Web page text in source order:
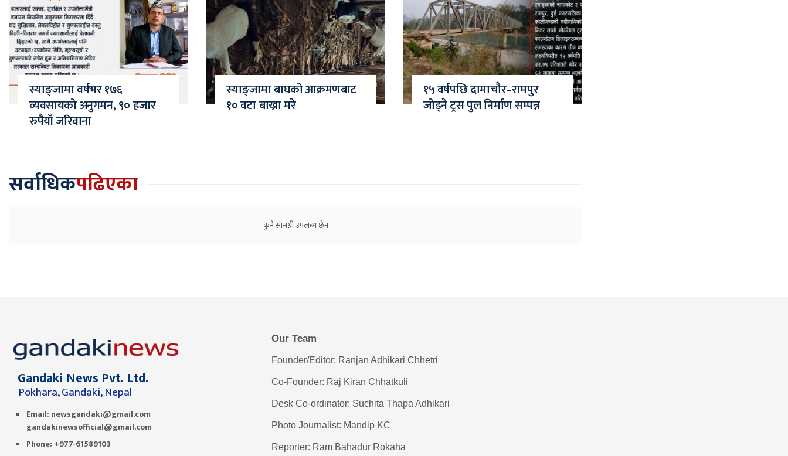
स्याङ्जामा वर्षभर १७६
व्यवसायको अनुगमन, ९० हजार
रुपैयाँ जरिवाना
स्याङ्जामा बाघको आक्रमणबाट
१० वटा बाख्रा मरे
१५ वर्षपछि दामाचौर–रामपुर
जोड्ने ट्रस पुल निर्माण सम्पन्न
सर्वाधिकपढिएका
कुनै सामग्री उपलब्ध छैन
Gandaki News Pvt. Ltd.
Pokhara, Gandaki, Nepal
Email: newsgandaki@gmail.com
gandakinewsofficial@gmail.com
Phone: +977-61589103
Our Team
Founder/Editor: Ranjan Adhikari Chhetri
Co-Founder: Raj Kiran Chhatkuli
Desk Co-ordinator: Suchita Thapa Adhikari
Photo Journalist: Mandip KC
Reporter: Ram Bahadur Rokaha